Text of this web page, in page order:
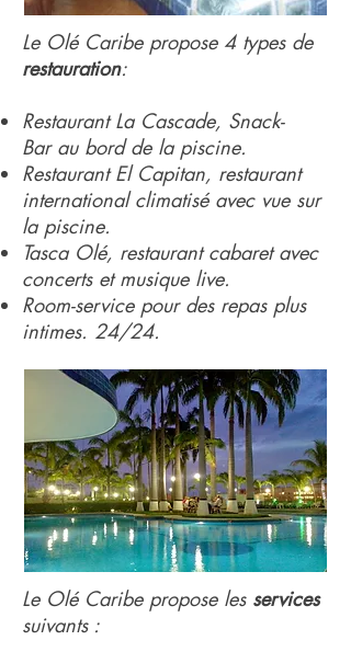
Le Olé Caribe propose 4 types de
restauration:
Restaurant La Cascade, Snack-
Bar au bord de la piscine.
Restaurant El Capitan, restaurant
international climatisé avec vue sur
la piscine.
Tasca Olé, restaurant cabaret avec
concerts et musique live.
Room-service pour des repas plus
intimes. 24/24.
Le Olé Caribe propose les services
suivants :